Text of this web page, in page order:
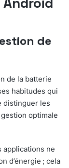
de
de la batterie
habitudes qui
distinguer les
optimale
applications ne
d’énergie ; cela